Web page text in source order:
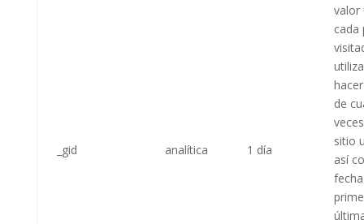
_gid analítica 1 día
valor
cada
de
sitio
así